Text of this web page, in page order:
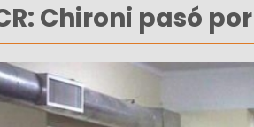
Chironi pasó